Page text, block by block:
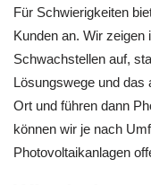
Für Schwierigkeiten
Kunden an. Wir zeigen
Schwachstellen auf,
Lösungswege und das
Ort und führen dann
können wir je nach
Photovoltaikanlagen